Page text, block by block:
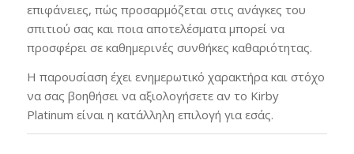
επιφάνειες, πώς προσαρμόζεται στις ανάγκες του
σπιτιού σας και ποια αποτελέσματα μπορεί να
προσφέρει σε καθημερινές συνθήκες καθαριότητας.
Η παρουσίαση έχει ενημερωτικό χαρακτήρα και στόχο
να σας βοηθήσει να αξιολογήσετε αν το Kirby
Platinum είναι η κατάλληλη επιλογή για εσάς.